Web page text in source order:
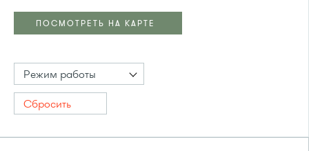
ПОСМОТРЕТЬ НА КАРТЕ
Режим работы
Сбросить